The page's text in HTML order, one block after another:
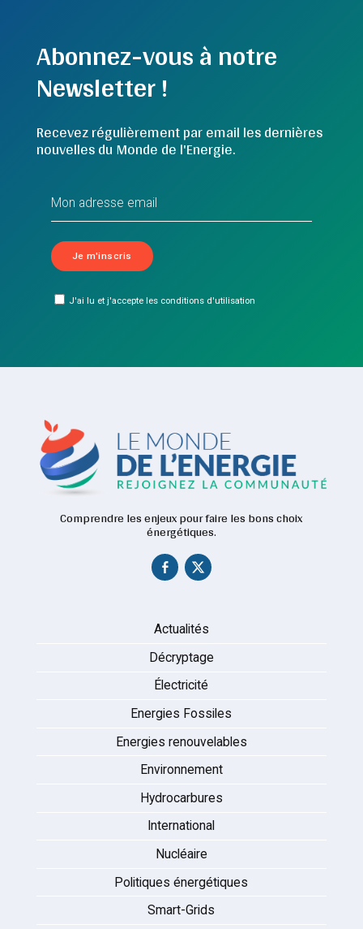
Abonnez-vous à notre
Newsletter !
Recevez régulièrement par email les dernières
nouvelles du Monde de l'Energie.
J'ai lu et j'accepte les conditions d'utilisation
Comprendre les enjeux pour faire les bons choix
énergétiques.
Actualités
Décryptage
Électricité
Energies Fossiles
Energies renouvelables
Environnement
Hydrocarbures
International
Nucléaire
Politiques énergétiques
Smart-Grids